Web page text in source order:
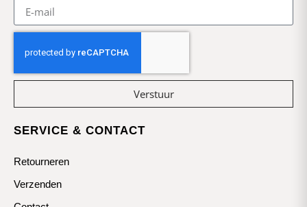
Verstuur
SERVICE & CONTACT
Retourneren
Verzenden